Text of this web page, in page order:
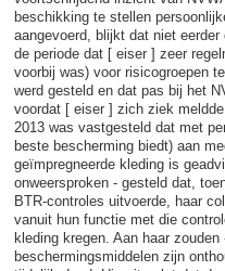
beschikking te stellen
aangevoerd, blijkt dat niet
de periode dat [ eiser ] zeer
voorbij was) voor risicogroepen
werd gesteld en dat pas bij het
voordat [ eiser ] zich ziek
2013 was vastgesteld dat met
beste bescherming biedt) aan
geïmpregneerde kleding is
onweersproken - gesteld dat,
BTR-controles uitvoerde, haar
vanuit hun functie met die
kleding kregen. Aan haar
beschermingsmiddelen zijn